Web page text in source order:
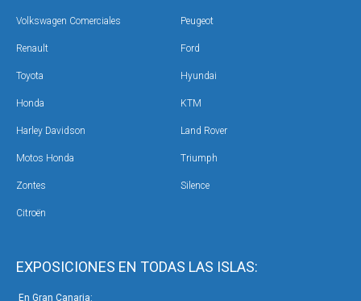
EXPOSICIONES EN TODAS LAS ISLAS:
En Gran Canaria:
Volkswagen Comerciales Peugeot
Renault Ford
Toyota Hyundai
Honda KTM
Harley Davidson Land Rover
Motos Honda Triumph
Zontes Silence
Citroën